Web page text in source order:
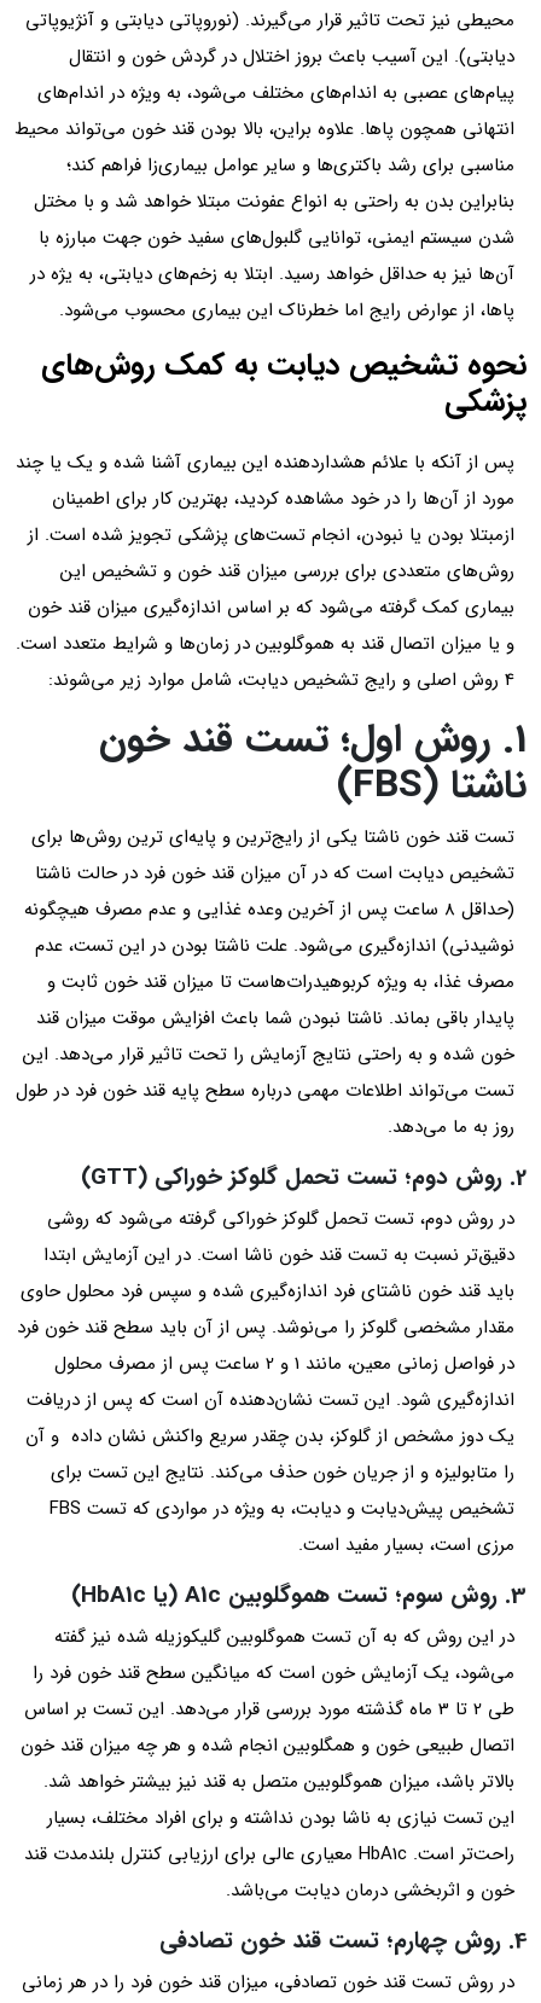
محیطی نیز تحت تاثیر قرار می‌گیرند. (نوروپاتی دیابتی و آنژیوپاتی
دیابتی). این آسیب باعث بروز اختلال در گردش خون و انتقال
پیام‌های عصبی به اندام‌های مختلف می‌شود، به ویژه در اندام‌های
انتهانی همچون پاها. علاوه براین، بالا بودن قند خون می‌تواند محیط
مناسبی برای رشد باکتری‌ها و سایر عوامل بیماری‌زا فراهم کند؛
بنابراین بدن به راحتی به انواع عفونت مبتلا خواهد شد و با مختل
شدن سیستم ایمنی، توانایی گلبول‌های سفید خون جهت مبارزه با
آن‌ها نیز به حداقل خواهد رسید. ابتلا به زخم‌های دیابتی، به یژه در
پاها، از عوارض رایج اما خطرناک این بیماری محسوب می‌شود.
نحوه تشخیص دیابت به کمک روش‌های
پزشکی
پس از آنکه با علائم هشداردهنده این بیماری آشنا شده و یک یا چند
مورد از آن‌ها را در خود مشاهده کردید، بهترین کار برای اطمینان
ازمبتلا بودن یا نبودن، انجام تست‌های پزشکی تجویز شده است. از
روش‌های متعددی برای بررسی میزان قند خون و تشخیص این
بیماری کمک گرفته می‌شود که بر اساس اندازه‌گیری میزان قند خون
و یا میزان اتصال قند به هموگلوبین در زمان‌ها و شرایط متعدد است.
4 روش اصلی و رایج تشخیص دیابت، شامل موارد زیر می‌شوند:
1. روش اول؛ تست قند خون
ناشتا (FBS)
تست قند خون ناشتا یکی از رایج‌ترین و پایه‌ای ترین روش‌ها برای
تشخیص دیابت است که در آن میزان قند خون فرد در حالت ناشتا
(حداقل 8 ساعت پس از آخرین وعده غذایی و عدم مصرف هیچگونه
نوشیدنی) اندازه‌گیری می‌شود. علت ناشتا بودن در این تست، عدم
مصرف غذا، به ویژه کربوهیدرات‌هاست تا میزان قند خون ثابت و
پایدار باقی بماند. ناشتا نبودن شما باعث افزایش موقت میزان قند
خون شده و به راحتی نتایج آزمایش را تحت تاثیر قرار می‌دهد. این
تست می‌تواند اطلاعات مهمی درباره سطح پایه قند خون فرد در طول
روز به ما می‌دهد.
2. روش دوم؛ تست تحمل گلوکز خوراکی (GTT)
در روش دوم، تست تحمل گلوکز خوراکی گرفته می‌شود که روشی
دقیق‌تر نسبت به تست قند خون ناشا است. در این آزمایش ابتدا
باید قند خون ناشتای فرد اندازه‌گیری شده و سپس فرد محلول حاوی
مقدار مشخصی گلوکز را می‌نوشد. پس از آن باید سطح قند خون فرد
در فواصل زمانی معین، مانند 1 و 2 ساعت پس از مصرف محلول
اندازه‌گیری شود. این تست نشان‌دهنده آن است که پس از دریافت
یک دوز مشخص از گلوکز، بدن چقدر سریع واکنش نشان داده و آن
را متابولیزه و از جریان خون حذف می‌کند. نتایج این تست برای
تشخیص پیش‌دیابت و دیابت، به ویژه در مواردی که تست FBS
مرزی است، بسیار مفید است.
3. روش سوم؛ تست هموگلوبین A1c (یا HbA1c)
در این روش که به آن تست هموگلوبین گلیکوزیله شده نیز گفته
می‌شود، یک آزمایش خون است که میانگین سطح قند خون فرد را
طی 2 تا 3 ماه گذشته مورد بررسی قرار می‌دهد. این تست بر اساس
اتصال طبیعی خون و همگلوبین انجام شده و هر چه میزان قند خون
بالاتر باشد، میزان هموگلوبین متصل به قند نیز بیشتر خواهد شد.
این تست نیازی به ناشا بودن نداشته و برای افراد مختلف، بسیار
راحت‌تر است. HbA1c معیاری عالی برای ارزیابی کنترل بلندمدت قند
خون و اثربخشی درمان دیابت می‌باشد.
4. روش چهارم؛ تست قند خون تصادفی
در روش تست قند خون تصادفی، میزان قند خون فرد را در هر زمانی